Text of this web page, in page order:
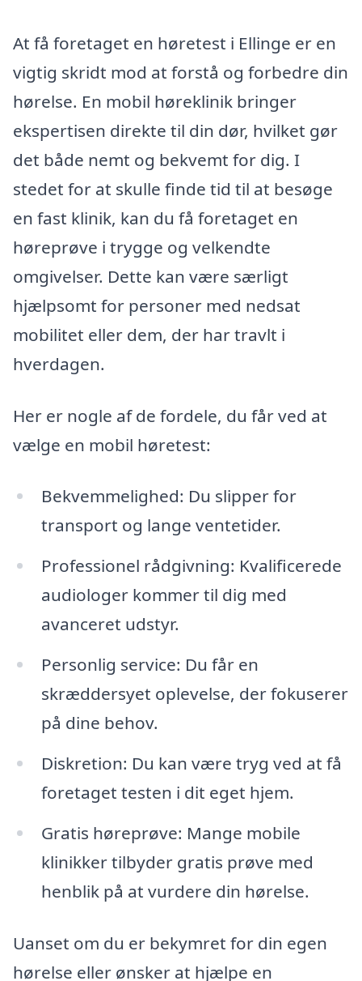
At få foretaget en høretest i Ellinge er en
vigtig skridt mod at forstå og forbedre din
hørelse. En mobil høreklinik bringer
ekspertisen direkte til din dør, hvilket gør
det både nemt og bekvemt for dig. I
stedet for at skulle finde tid til at besøge
en fast klinik, kan du få foretaget en
høreprøve i trygge og velkendte
omgivelser. Dette kan være særligt
hjælpsomt for personer med nedsat
mobilitet eller dem, der har travlt i
hverdagen.
Her er nogle af de fordele, du får ved at
vælge en mobil høretest:
Bekvemmelighed: Du slipper for
transport og lange ventetider.
Professionel rådgivning: Kvalificerede
audiologer kommer til dig med
avanceret udstyr.
Personlig service: Du får en
skræddersyet oplevelse, der fokuserer
på dine behov.
Diskretion: Du kan være tryg ved at få
foretaget testen i dit eget hjem.
Gratis høreprøve: Mange mobile
klinikker tilbyder gratis prøve med
henblik på at vurdere din hørelse.
Uanset om du er bekymret for din egen
hørelse eller ønsker at hjælpe en